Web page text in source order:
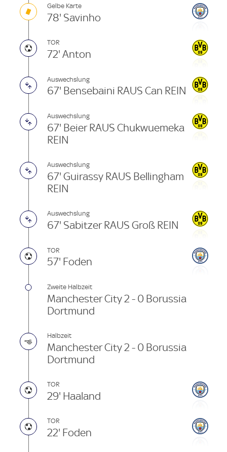
Gelbe Karte
78' Savinho
TOR
72' Anton
Auswechslung
67' Bensebaini RAUS Can REIN
Auswechslung
67' Beier RAUS Chukwuemeka
REIN
Auswechslung
67' Guirassy RAUS Bellingham
REIN
Auswechslung
67' Sabitzer RAUS Groß REIN
TOR
57' Foden
Zweite Halbzeit
Manchester City 2 - 0 Borussia
Dortmund
Halbzeit
Manchester City 2 - 0 Borussia
Dortmund
TOR
29' Haaland
TOR
22' Foden